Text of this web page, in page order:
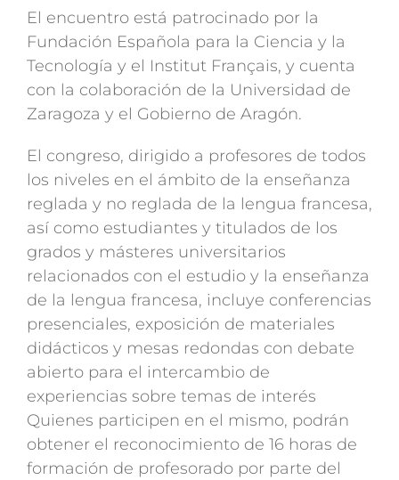
El encuentro está patrocinado por la
Fundación Española para la Ciencia y la
Tecnología y el Institut Français, y cuenta
con la colaboración de la Universidad de
Zaragoza y el Gobierno de Aragón.
El congreso, dirigido a profesores de todos
los niveles en el ámbito de la enseñanza
reglada y no reglada de la lengua francesa,
así como estudiantes y titulados de los
grados y másteres universitarios
relacionados con el estudio y la enseñanza
de la lengua francesa, incluye conferencias
presenciales, exposición de materiales
didácticos y mesas redondas con debate
abierto para el intercambio de
experiencias sobre temas de interés
Quienes participen en el mismo, podrán
obtener el reconocimiento de 16 horas de
formación de profesorado por parte del